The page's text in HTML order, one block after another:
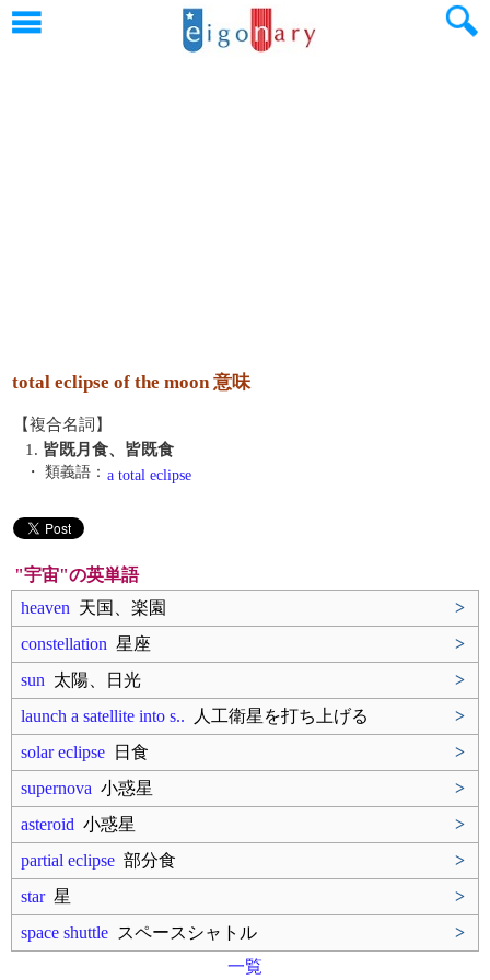
total eclipse of the moon 意味
【複合名詞】
1. 皆既月食、皆既食
・ 類義語： a total eclipse
"宇宙"の英単語
heaven 天国、楽園
>
constellation 星座
>
sun 太陽、日光
>
launch a satellite into s.. 人工衛星を打ち上げる
>
solar eclipse 日食
>
supernova 小惑星
>
asteroid 小惑星
>
partial eclipse 部分食
>
star星
>
space shuttle スペースシャトル
>
一覧